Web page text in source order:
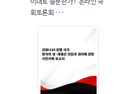
이대로 충분한가? 온라인 국
회토론회 ···